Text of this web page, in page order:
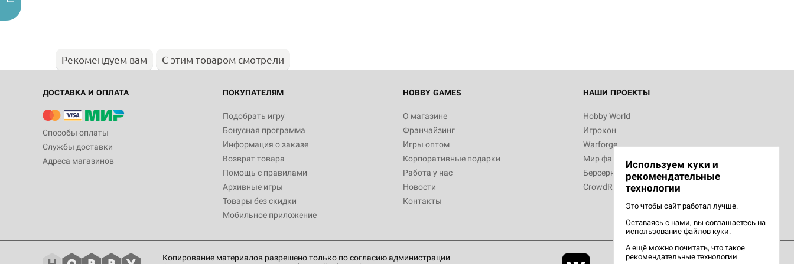
Рекомендуем вам С этим товаром смотрели
ДОСТАВКА И ОПЛАТА
Способы оплаты
Службы доставки
Адреса магазинов
ПОКУПАТЕЛЯМ
Подобрать игру
Бонусная программа
Информация о заказе
Возврат товара
Помощь с правилами
Архивные игры
Товары без скидки
Мобильное приложение
HOBBY GAMES
О магазине
Франчайзинг
Игры оптом
Корпоративные подарки
Работа у нас
Новости
Контакты
НАШИ ПРОЕКТЫ
Hobby World
Игрокон
Warforge
Мир фантастики
Берсерк
CrowdRepublic
Копирование материалов разрешено только по согласию администрации
Используем куки и
рекомендательные
технологии
Это чтобы сайт работал лучше.
Оставаясь с нами, вы соглашаетесь на
использование файлов куки.
А ещё можно почитать, что такое
рекомендательные технологии
Белая смерть
12 990
Настольная игра Hobby World Берсерк.
3 490